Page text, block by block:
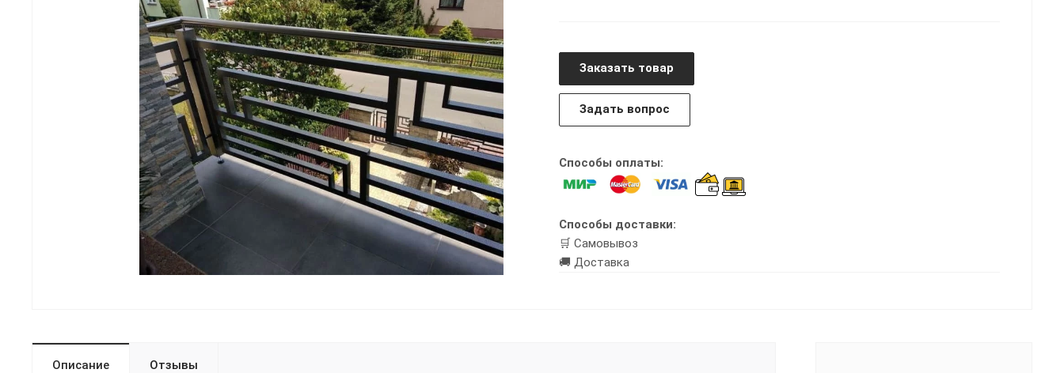
Заказать товар
Задать вопрос
Способы оплаты:
Способы доставки:
🛒 Самовывоз
🚚 Доставка
Описание Отзывы